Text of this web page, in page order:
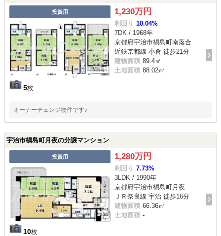
投資用
5枚
1,230万円
利回り 10.04%
7DK / 1968年
京都府宇治市槇島町南落合
近鉄京都線 小倉 徒歩21分
建物面積 89.4㎡
土地面積 88.02㎡
オーナーチェンジ物件です♪
宇治市槇島町月夜の分譲マンション
投資用
10枚
1,280万円
利回り 7.73%
3LDK / 1990年
京都府宇治市槇島町月夜
ＪＲ奈良線 宇治 徒歩16分
建物面積 66.36㎡
土地面積 -